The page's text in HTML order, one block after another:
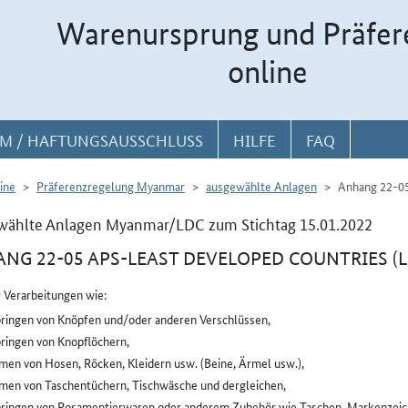
Warenursprung und
online
/ HAFTUNGSAUSSCHLUSS HILFE FAQ
Präferenzregelung Myanmar ausgewählte Anlagen Anhang 22-
Anlagen Myanmar/LDC zum Stichtag 15.01.2022
22-05 APS-LEAST DEVELOPED COUNTRIES
wie:
von Knöpfen und/oder anderen Verschlüssen,
von Knopflöchern,
von Hosen, Röcken, Kleidern usw. (Beine, Ärmel usw.),
von Taschentüchern, Tischwäsche und dergleichen,